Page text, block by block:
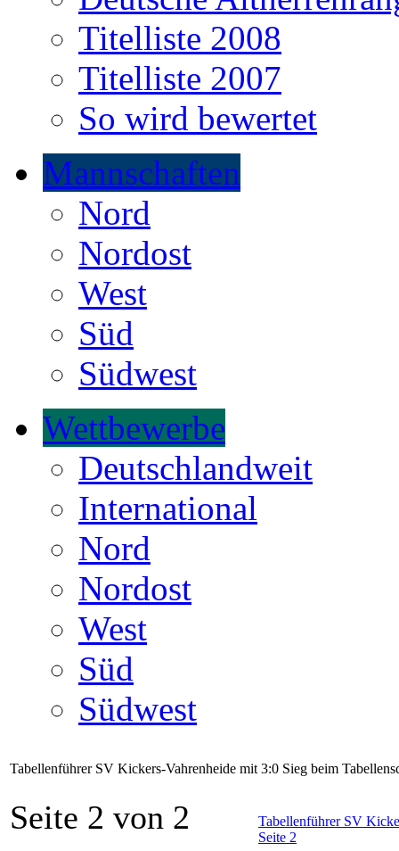
Titelliste 2008
Titelliste 2007
So wird bewertet
Mannschaften
Nord
Nordost
West
Süd
Südwest
Wettbewerbe
Deutschlandweit
International
Nord
Nordost
West
Süd
Südwest
Tabellenführer SV Kickers-Vahrenheide mit 3:0 Sieg beim
Tabellenführer SV
Seite 2
Seite 2 von 2